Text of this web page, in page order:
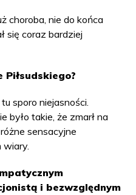
choroba, nie do końca
się coraz bardziej
Piłsudskiego?
tu sporo niejasności.
było takie, że zmarł na
sensacyjne
wiary.
i bezwzględnym